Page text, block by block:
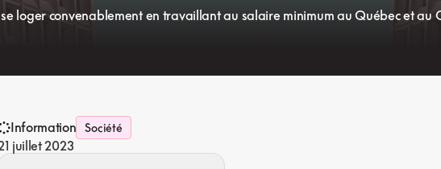
loger convenablement en travaillant au salaire minimum au Québec et au
Information Société
juillet 2023